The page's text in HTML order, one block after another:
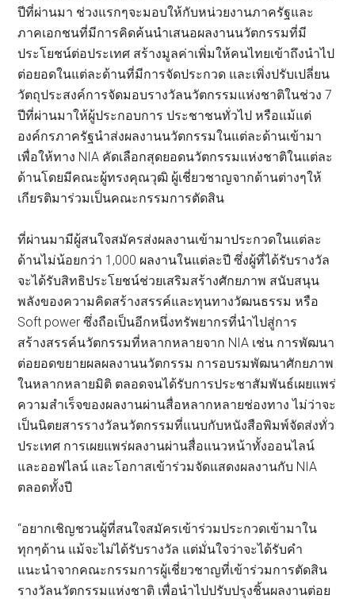
ปีที่ผ่านมา ช่วงแรกๆจะมอบให้กับหน่วยงานภาครัฐและ
ภาคเอกชนที่มีการคิดค้นนำเสนอผลงานนวัตกรรมที่มี
ประโยชน์ต่อประเทศ สร้างมูลค่าเพิ่มให้คนไทยเข้าถึงนำไป
ต่อยอดในแต่ละด้านที่มีการจัดประกวด และเพิ่งปรับเปลี่ยน
วัตถุประสงค์การจัดมอบรางวัลนวัตกรรมแห่งชาติในช่วง 7
ปีที่ผ่านมาให้ผู้ประกอบการ ประชาชนทั่วไป หรือแม้แต่
องค์กรภาครัฐนำส่งผลงานนวัตกรรมในแต่ละด้านเข้ามา
เพื่อให้ทาง NIA คัดเลือกสุดยอดนวัตกรรมแห่งชาติในแต่ละ
ด้านโดยมีคณะผู้ทรงคุณวุฒิ ผู้เชี่ยวชาญจากด้านต่างๆให้
เกียรติมาร่วมเป็นคณะกรรมการตัดสิน
ที่ผ่านมามีผู้สนใจสมัครส่งผลงานเข้ามาประกวดในแต่ละ
ด้านไม่น้อยกว่า 1,000 ผลงานในแต่ละปี ซึ่งผู้ที่ได้รับรางวัล
จะได้รับสิทธิประโยชน์ช่วยเสริมสร้างศักยภาพ สนับสนุน
พลังของความคิดสร้างสรรค์และทุนทางวัฒนธรรม หรือ
Soft power ซึ่งถือเป็นอีกหนึ่งทรัพยากรที่นำไปสู่การ
สร้างสรรค์นวัตกรรมที่หลากหลายจาก NIA เช่น การพัฒนา
ต่อยอดขยายผลผลงานนวัตกรรม การอบรมพัฒนาศักยภาพ
ในหลากหลายมิติ ตลอดจนได้รับการประชาสัมพันธ์เผยแพร่
ความสำเร็จของผลงานผ่านสื่อหลากหลายช่องทาง ไม่ว่าจะ
เป็นนิตยสารรางวัลนวัตกรรมที่แนบกับหนังสือพิมพ์จัดส่งทั่ว
ประเทศ การเผยแพร่ผลงานผ่านสื่อแนวหน้าทั้งออนไลน์
และออฟไลน์ และโอกาสเข้าร่วมจัดแสดงผลงานกับ NIA
ตลอดทั้งปี
“อยากเชิญชวนผู้ที่สนใจสมัครเข้าร่วมประกวดเข้ามาใน
ทุกๆด้าน แม้จะไม่ได้รับรางวัล แต่มั่นใจว่าจะได้รับคำ
แนะนำจากคณะกรรมการผู้เชี่ยวชาญที่เข้าร่วมการตัดสิน
รางวัลนวัตกรรมแห่งชาติ เพื่อนำไปปรับปรุงชิ้นผลงานต่อย